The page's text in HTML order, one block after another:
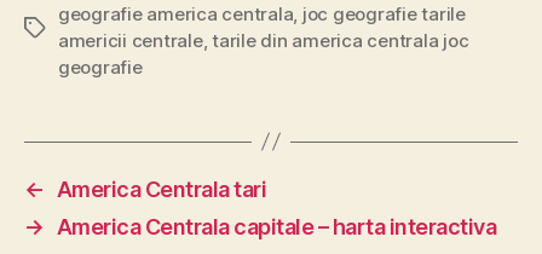
Etichete
geografie america centrala joc geografie tarile
americii centrale,tarile din america centrala joc
geografie
←
America Centrala tari
→
America Centrala capitale – harta interactiva